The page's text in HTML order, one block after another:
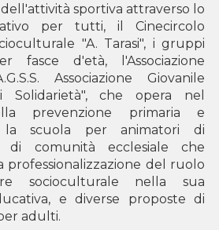
sportiva attraverso lo
per tutti, il Cinecircolo
"A. Tarasi", i gruppi
fasce d'età, l'Associazione
Associazione Giovanile
Solidarietà", che opera nel
prevenzione primaria e
la scuola per animatori di
comunità ecclesiale che
professionalizzazione del ruolo
socioculturale nella sua
e diverse proposte di
adulti.